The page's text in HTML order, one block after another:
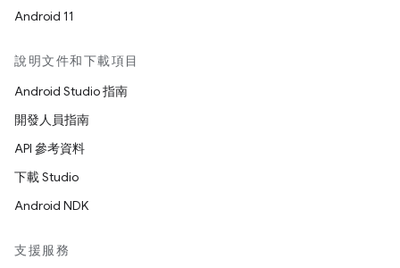
Android 11
說明文件和下載項目
Android Studio 指南
開發人員指南
API 參考資料
下載 Studio
Android NDK
支援服務